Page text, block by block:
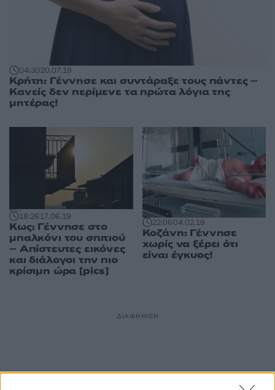
04:3020.07.19
Κρήτη: Γέννησε και συντάραξε τους πάντες –
Κανείς δεν περίμενε τα πρώτα λόγια της
μητέρας!
18:2617.06.19
Κως: Γέννησε στο
μπαλκόνι του σπιτιού
– Απίστευτες εικόνες
και διάλογοι την πιο
κρίσιμη ώρα [pics]
22:0604.02.19
Κοζάνη: Γέννησε
χωρίς να ξέρει ότι
είναι έγκυος!
ΔΙΑΦΗΜΙΣΗ